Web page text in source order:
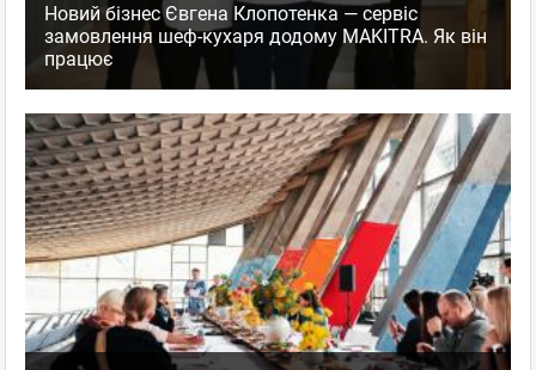
Новий бізнес Євгена Клопотенка — сервіс
замовлення шеф-кухаря додому MAKITRA. Як він
працює